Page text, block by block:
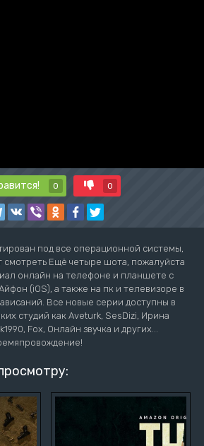
0 0
под все операционной системы,
смотреть Ещё четыре шота, пожалуйста
онлайн на телефоне и планшете с
(iOS), а также на пк и телевизоре в
Все новые серии доступны в
студий как Aveturk, SesDizi, Ирина
Fox, Онлайн звучка и других...